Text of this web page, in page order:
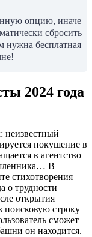
опцию, иначе
сбросить
нужна бесплатная
2024 года
неизвестный
покушение в
в агентство
В
стихотворения
о трудности
открытия
поисковую строку
сможет
он находится.